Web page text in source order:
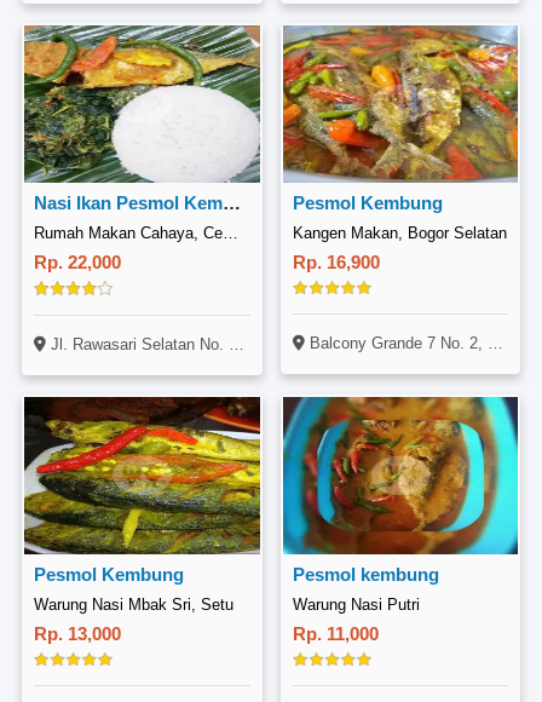
Nasi Ikan Pesmol Kembung Dan Gulai Daun Singkong
Rp. 22,000
Jl. Rawasari Selatan No. 35A, Cempaka Putih, Jakarta
Pesmol Kembung
Kangen Makan, Bogor Selatan
Rp. 16,900
Balcony Grande 7 No. 2, Bogor Selatan, Bogor
Pesmol Kembung
Warung Nasi Mbak Sri, Setu
Rp. 13,000
Pesmol kembung
Warung Nasi Putri
Rp. 11,000